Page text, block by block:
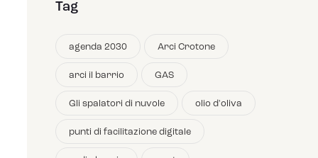
Tag
agenda 2030 Arci Crotone
arci il barrio GAS
Gli spalatori di nuvole olio d'oliva
punti di facilitazione digitale